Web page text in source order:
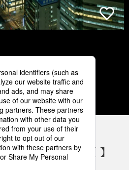
3 4 5
気設備 SNSアカウント